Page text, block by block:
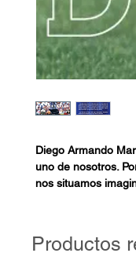
Diego Armando
uno de nosotros.
nos situamos
tiempo que no
Productos